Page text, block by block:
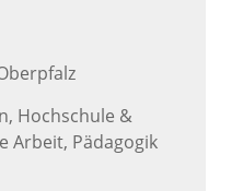
Hochschule &
Arbeit, Pädagogik